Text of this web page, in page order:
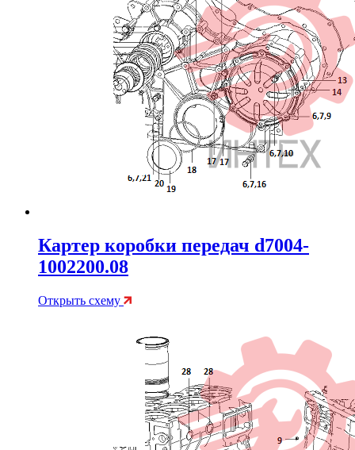
Картер коробки передач d7004-
1002200.08
Открыть схему